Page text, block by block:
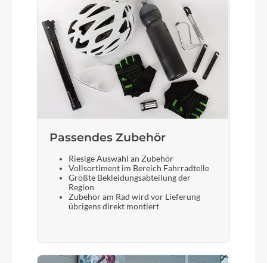
Passendes Zubehör
Riesige Auswahl an Zubehör
Vollsortiment im Bereich Fahrradteile
Größte Bekleidungsabteilung der
Region
Zubehör am Rad wird vor Lieferung
übrigens direkt montiert